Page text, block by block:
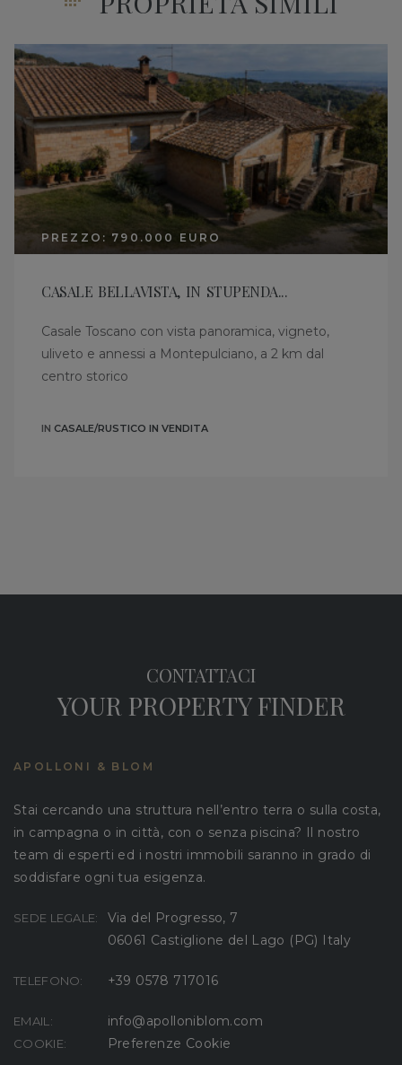
PREZZO: 790.000 EURO
CASALE BELLAVISTA, IN STUPENDA...
Casale Toscano con vista panoramica, vigneto,
uliveto e annessi a Montepulciano, a 2 km dal
centro storico
IN CASALE/RUSTICO IN VENDITA
CONTATTACI
YOUR PROPERTY FINDER
APOLLONI & BLOM
Stai cercando una struttura nell’entro terra o sulla costa,
in campagna o in città, con o senza piscina? Il nostro
team di esperti ed i nostri immobili saranno in grado di
soddisfare ogni tua esigenza.
SEDE LEGALE:
Via del Progresso, 7
06061 Castiglione del Lago (PG) Italy
TELEFONO: +39 0578 717016
EMAIL: info@apolloniblom.com
COOKIE: Preferenze Cookie